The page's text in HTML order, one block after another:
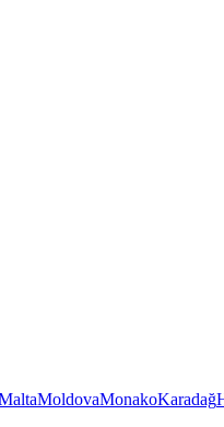
MoldovaMonakoKaradağ